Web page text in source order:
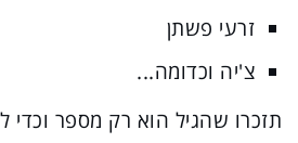
זרעי פשתן
צ'יה וכדומה...
תזכרו שהגיל הוא רק מספר